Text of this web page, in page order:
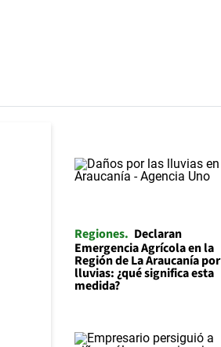
Regiones
Declaran
Emergencia Agrícola en la
Región de La Araucanía por
lluvias: ¿qué significa esta
medida?